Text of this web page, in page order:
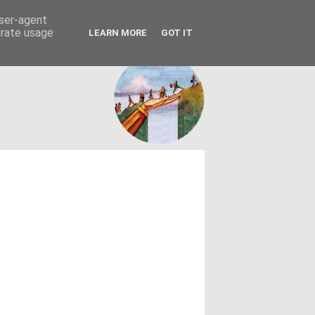
FACEBOOK
θεσμών - κοινωνίας
agent
usage
LEARN MORE GOT IT